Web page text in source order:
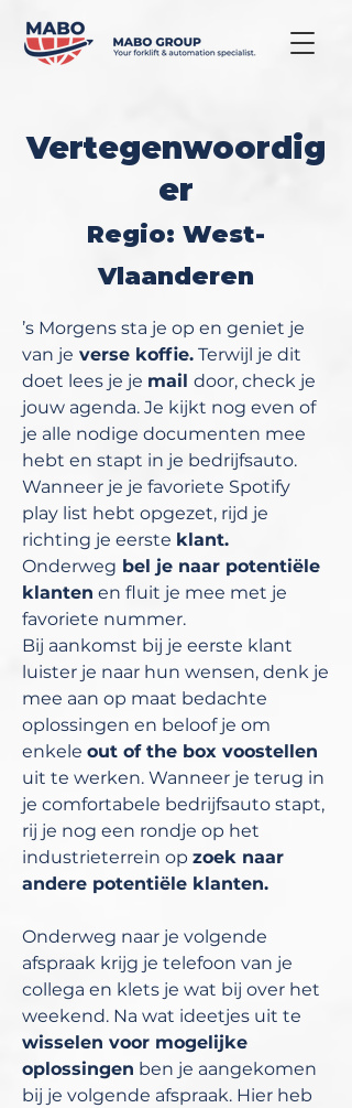
Vertegenwoordig
er
Regio: West-
Vlaanderen
’s Morgens sta je op en geniet je
van je verse koffie. Terwijl je dit
doet lees je je mail door, check je
jouw agenda. Je kijkt nog even of
je alle nodige documenten mee
hebt en stapt in je bedrijfsauto.
Wanneer je je favoriete Spotify
play list hebt opgezet, rijd je
richting je eerste klant.
Onderweg bel je naar potentiële
klanten en fluit je mee met je
favoriete nummer.
Bij aankomst bij je eerste klant
luister je naar hun wensen, denk je
mee aan op maat bedachte
oplossingen en beloof je om
enkele out of the box voostellen
uit te werken. Wanneer je terug in
je comfortabele bedrijfsauto stapt,
rij je nog een rondje op het
industrieterrein op zoek naar
andere potentiële klanten.
Onderweg naar je volgende
afspraak krijg je telefoon van je
collega en klets je wat bij over het
weekend. Na wat ideetjes uit te
wisselen voor mogelijke
oplossingen ben je aangekomen
bij je volgende afspraak. Hier heb